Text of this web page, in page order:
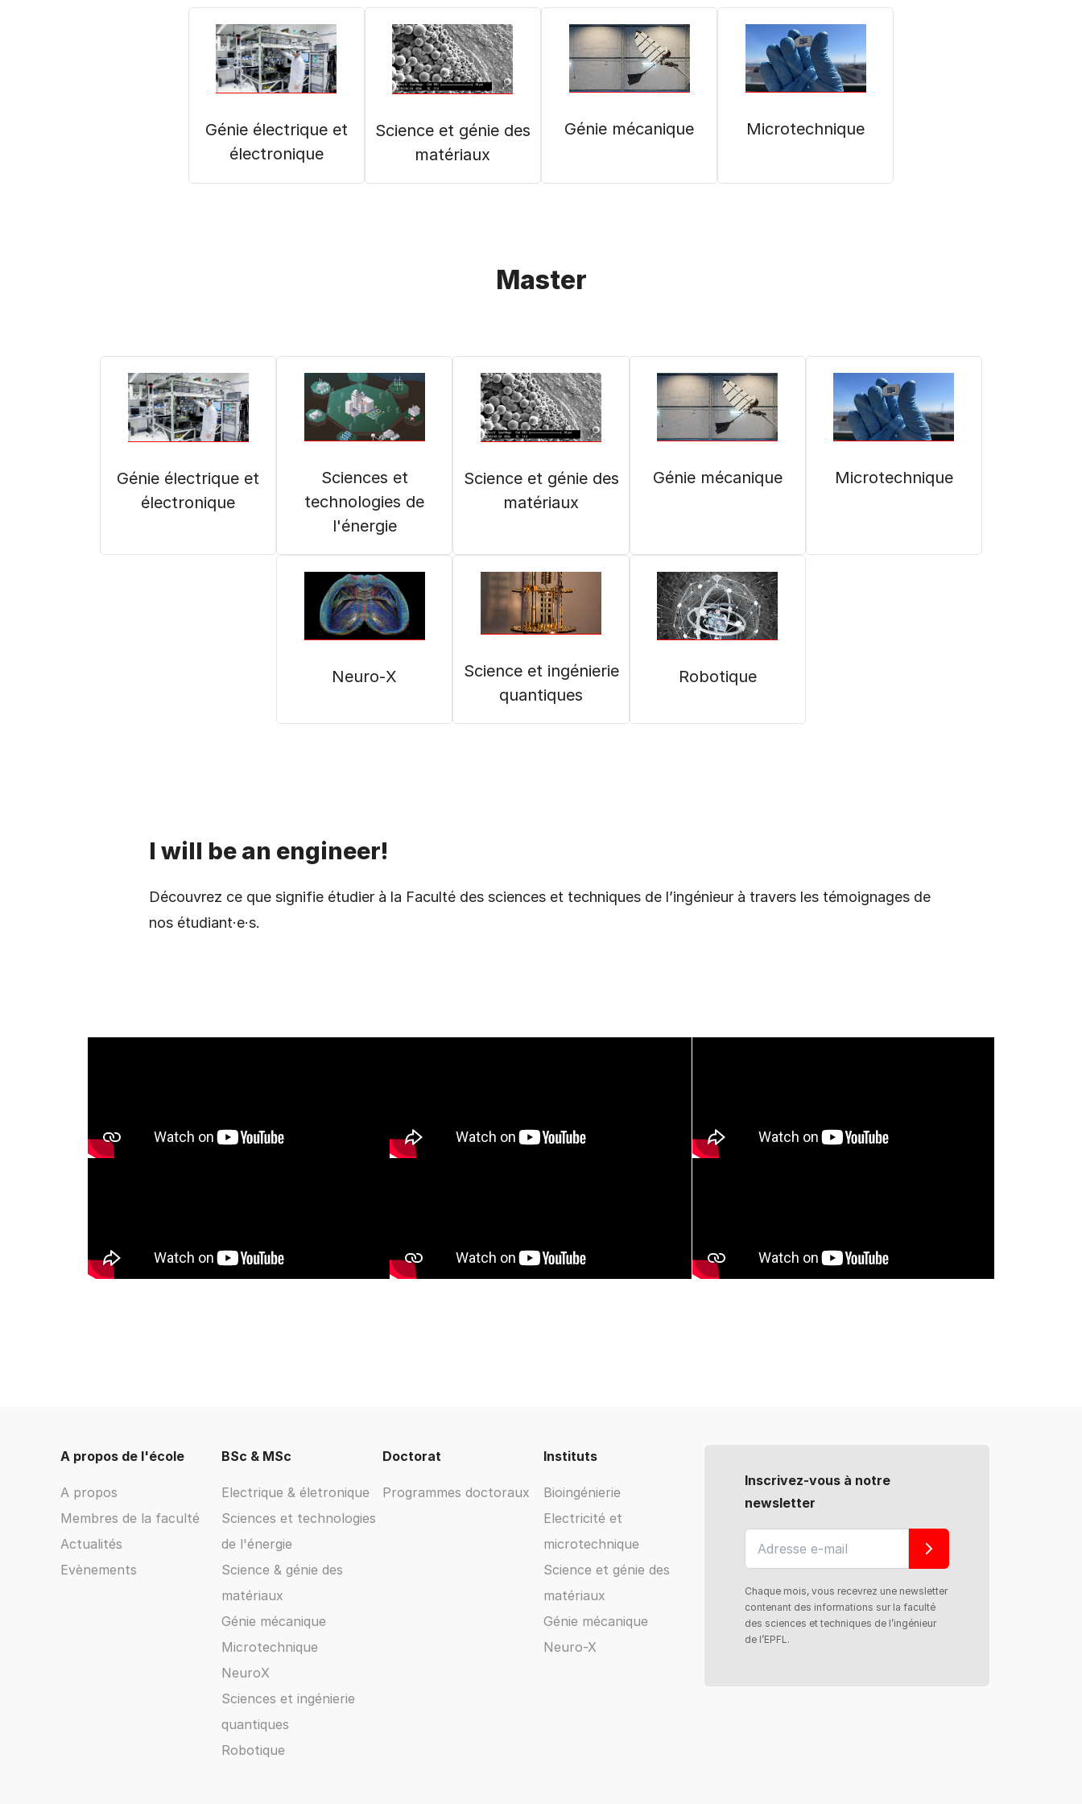
Génie électrique et
électronique
Science et génie des
matériaux
Génie mécanique Microtechnique
Master
Génie électrique et
électronique
Sciences et
technologies de
l'énergie
Science et génie des
matériaux
Génie mécanique Microtechnique
Neuro‑X
Science et ingénierie
quantiques
Robotique
I will be an engineer!
Découvrez ce que signifie étudier à la Faculté des sciences et techniques de l’ingénieur à travers les témoignages de
nos étudiant·e·s.
A propos de l'école
A propos
Membres de la faculté
Actualités
Evènements
BSc & MSc
Electrique & életronique
Sciences et technologies
de l'énergie
Science & génie des
matériaux
Génie mécanique
Microtechnique
NeuroX
Sciences et ingénierie
quantiques
Robotique
Doctorat
Programmes doctoraux
Instituts
Bioingénierie
Electricité et
microtechnique
Science et génie des
matériaux
Génie mécanique
Neuro-X
Inscrivez-vous à notre
newsletter
Chaque mois, vous recevrez une newsletter
contenant des informations sur la faculté
des sciences et techniques de l’ingénieur
de l’EPFL.